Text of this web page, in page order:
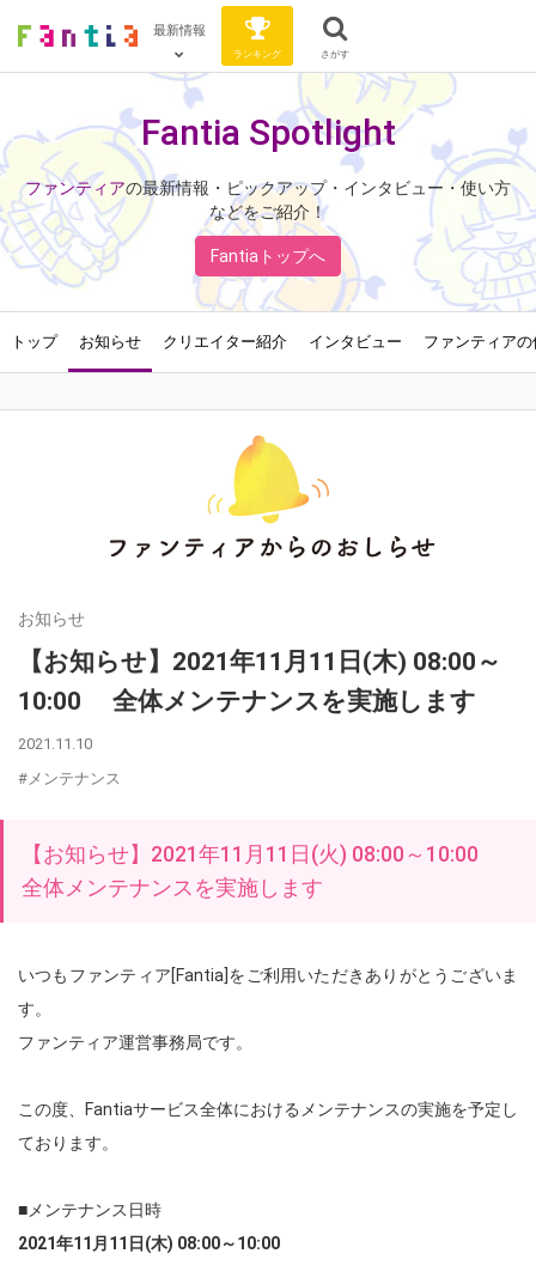
最新情報
ランキング さがす
Fantia Spotlight
ファンティアの最新情報・ピックアップ・インタビュー・使い方
などをご紹介！
Fantiaトップへ
トップ お知らせ クリエイター紹介 インタビュー ファンティア
お知らせ
【お知らせ】2021年11月11日(木) 08:00～
10:00 全体メンテナンスを実施します
2021.11.10
#メンテナンス
【お知らせ】2021年11月11日(火) 08:00～10:00
全体メンテナンスを実施します
いつもファンティア[Fantia]をご利用いただきありがとうございま
す。
ファンティア運営事務局です。
この度、Fantiaサービス全体におけるメンテナンスの実施を予定し
ております。
■メンテナンス日時
2021年11月11日(木) 08:00～10:00